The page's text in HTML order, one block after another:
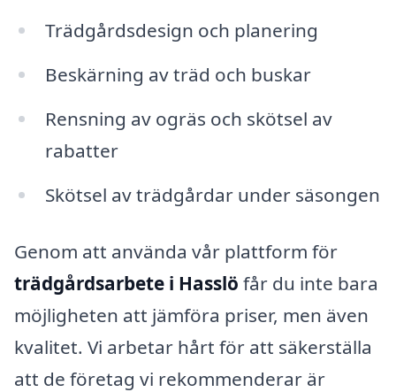
Trädgårdsdesign och planering
Beskärning av träd och buskar
Rensning av ogräs och skötsel av
rabatter
Skötsel av trädgårdar under säsongen
Genom att använda vår plattform för
trädgårdsarbete i Hasslö får du inte bara
möjligheten att jämföra priser, men även
kvalitet. Vi arbetar hårt för att säkerställa
att de företag vi rekommenderar är